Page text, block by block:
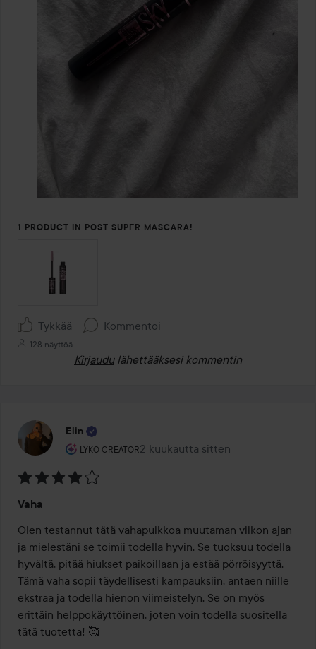
1 PRODUCT IN POST SUPER MASCARA!
Tykkää Kommentoi
128 näyttöä
Kirjaudu lähettääksesi kommentin
Elin
LYKO CREATOR
Käyttäjän rooli: Lyko Creator.
2 kuukautta sitten
Viesti luotiin 2 kuukautta sitten
4
/
5
Vaha
Olen testannut tätä vahapuikkoa muutaman viikon ajan
ja mielestäni se toimii todella hyvin. Se tuoksuu todella
hyvältä, pitää hiukset paikoillaan ja estää pörröisyyttä.
Tämä vaha sopii täydellisesti kampauksiin, antaen niille
ekstraa ja todella hienon viimeistelyn. Se on myös
erittäin helppokäyttöinen, joten voin todella suositella
tätä tuotetta! 🥰